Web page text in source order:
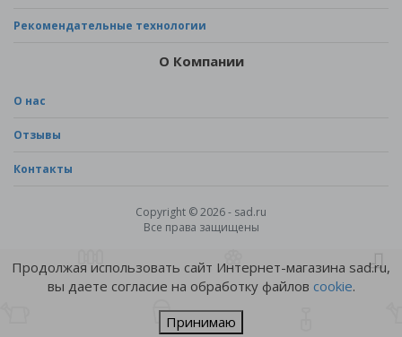
Рекомендательные технологии
О Компании
О нас
Отзывы
Контакты
Copyright © 2026 - sad.ru
Все права защищены
Продолжая использовать сайт Интернет-магазина sad.ru,
вы даете согласие на обработку файлов cookie.
Принимаю